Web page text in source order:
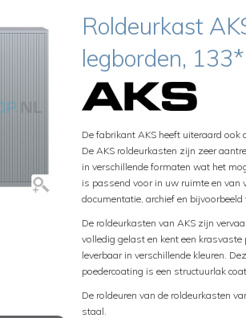
Roldeurkast
legborden,
De fabrikant AKS heeft uiteraard
De AKS roldeurkasten zijn zeer
in verschillende formaten wat het
is passend voor in uw ruimte en van
documentatie, archief en bijvoorbeeld
De roldeurkasten van AKS zijn
volledig gelast en kent een
leverbaar in verschillende kleuren.
poedercoating is een structuurlak
De roldeuren van de roldeurkasten
staal.